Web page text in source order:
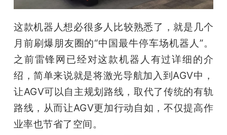
这款机器人想必很多人比较熟悉了，就是几个
月前刷爆朋友圈的“中国最牛停车场机器人”。
之前雷锋网已经对这款机器人有过详细的介
绍，简单来说就是将激光导航加入到AGV中，
让AGV可以自主规划路线，取代了传统的有轨
路线，从而让AGV更加行动自如，不仅提高作
业率也节省了空间。